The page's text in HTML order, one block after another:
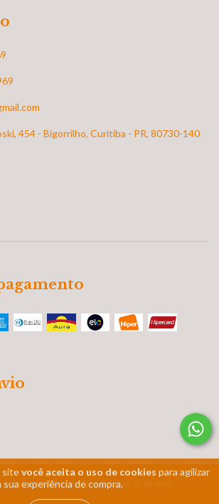
sitevocê aceita o uso de cookies para agilizar
sua experiência de compra.
454 - Bigorrilho, Curitiba - PR, 80730-140
- 17978943000196 - 2026. Todos os direitos